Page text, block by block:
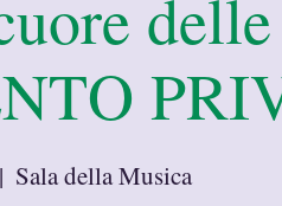
Sala della Musica